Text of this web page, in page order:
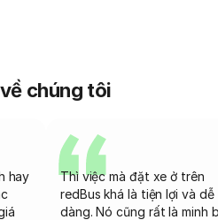
chúng tôi
hay
Thì việc mà đặt xe ở trên
redBus khá là tiện lợi và dễ
dàng. Nó cũng rất là minh